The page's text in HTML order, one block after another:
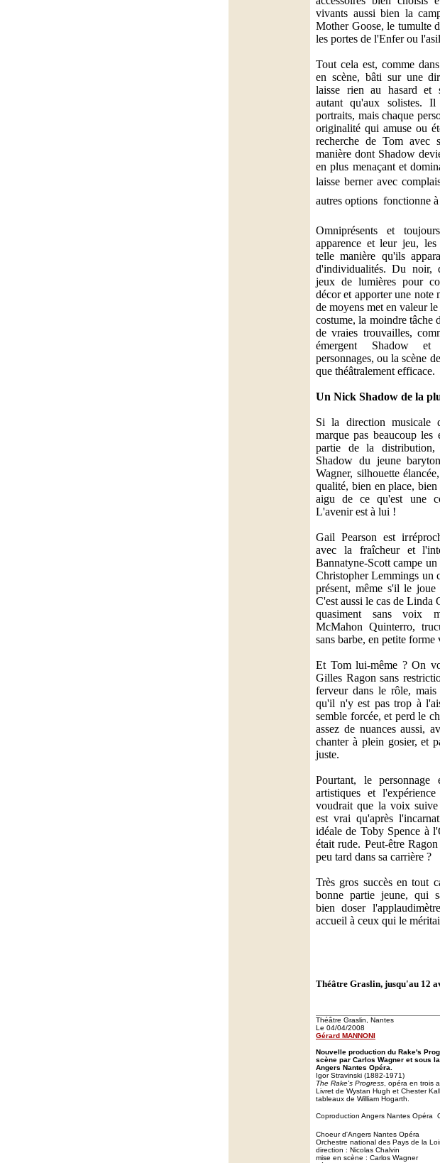
vivants aussi bien la
Mother Goose, le tumulte
les portes de l'Enfer ou
Tout cela est, comme
en scène, bâti sur une
laisse rien au hasard et
autant qu'aux solistes.
portraits, mais chaque
originalité qui amuse ou
recherche de Tom avec
manière dont Shadow
en plus menaçant et
laisse berner avec
autres options  fonctionne
Omniprésents et
apparence et leur jeu,
telle manière qu'ils
d'individualités. Du noir,
jeux de lumières pour
décor et apporter une note
de moyens met en valeur
costume, la moindre tâche
de vraies trouvailles,
émergent Shadow
personnages, ou la scène
que théâtralement efficace.
Un Nick Shadow de la
Si la direction musicale
marque pas beaucoup les
partie de la
Shadow du jeune
Wagner, silhouette
qualité, bien en place,
aigu de ce qu'est une
L'avenir est à lui !
Gail Pearson est
avec la fraîcheur et
Bannatyne-Scott campe
Christopher Lemmings un
présent, même s'il le
C'est aussi le cas de Linda
quasiment sans voix
McMahon Quinterro,
sans barbe, en petite forme
Et Tom lui-même ? On
Gilles Ragon sans
ferveur dans le rôle,
qu'il n'y est pas trop à
semble forcée, et perd le
assez de nuances aussi,
chanter à plein gosier, et
juste.
Pourtant, le personnage
artistiques et
voudrait que la voix
est vrai qu'après
idéale de Toby Spence à
était rude. Peut-être
peu tard dans sa carrière ?
Très gros succès en tout
bonne partie jeune, qui
bien doser
accueil à ceux qui le
Théâtre Graslin, jusqu'au 12
Théâtre Graslin, Nantes
Le 04/04/2008
Gérard MANNONI
Nouvelle production du Rake's
scène par Carlos Wagner et sous
Angers Nantes Opéra.
Igor Stravinski (1882-1971)
The Rake's Progress , opéra en trois
Livret de Wystan Hugh et Chester
tableaux de William Hogarth.
Coproduction Angers Nantes Opéra 
Choeur d'Angers Nantes Opéra
Orchestre national des Pays de la
direction : Nicolas Chalvin
mise en scène : Carlos Wagner